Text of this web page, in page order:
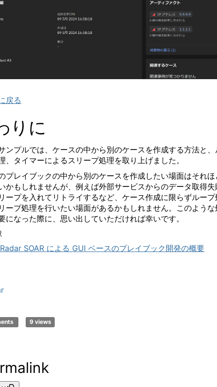
戻る
りに
ンプルでは、ケースの中から別のケースを作成する方法と、
、タイマーによるスリープ処理を取り上げました。
プレイブックの中から別のケースを作成したい場面はそれほ
かもしれませんが、例えば外部サービスからのデータ取得失
ープを入れてリトライするなど、ケース作成に限らずループ
ープ処理を行いたい場面があるかもしれません。このような
になった際に、思い出していただければ幸いです。
SOAR による GUI ベースのプレイブック開発の概要
9 views